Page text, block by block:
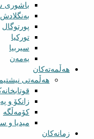
باشوری
بەنگلادش
پورتوگال
تورکیا
سیربیا
یەمەن
هەڵمەتەکان
هەڵمەتی
زانکۆ و
کۆمەڵگە
میدیا و
زمانەکان